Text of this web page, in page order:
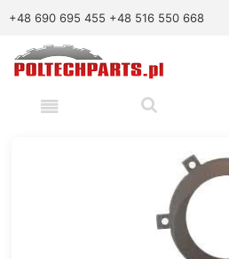
+48 690 695 455 +48 516 550 668